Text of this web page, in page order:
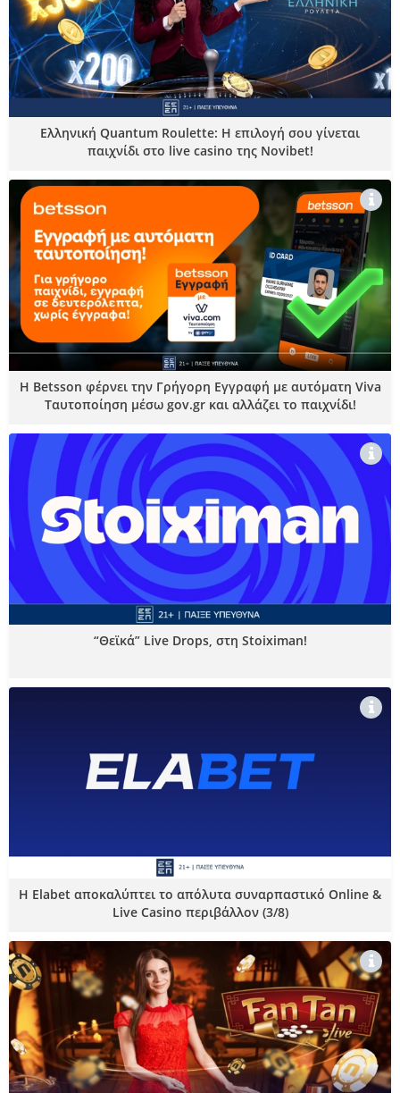
Ελληνική Quantum Roulette: Η επιλογή σου γίνεται
παιχνίδι στο live casino της Novibet!
Η Betsson φέρνει την Γρήγορη Εγγραφή με αυτόματη Viva
Ταυτοποίηση μέσω gov.gr και αλλάζει το παιχνίδι!
“Θεϊκά” Live Drops, στη Stoiximan!
Η Elabet αποκαλύπτει το απόλυτα συναρπαστικό Online &
Live Casino περιβάλλον (3/8)